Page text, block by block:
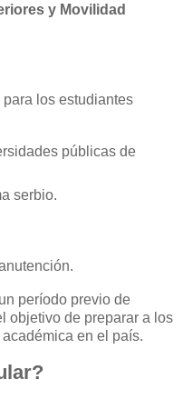
y Movilidad
los estudiantes
públicas de
serbio.
período previo de
objetivo de preparar a los
en el país.